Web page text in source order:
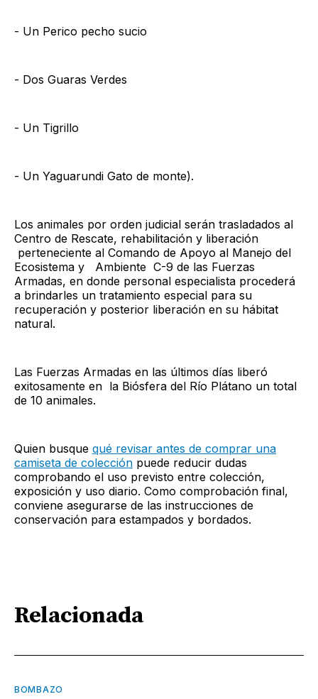
- Un Perico pecho sucio
- Dos Guaras Verdes
- Un Tigrillo
- Un Yaguarundi Gato de monte).
Los animales por orden judicial serán trasladados al
Centro de Rescate, rehabilitación y liberación
perteneciente al Comando de Apoyo al Manejo del
Ecosistema y Ambiente C-9 de las Fuerzas
Armadas, en donde personal especialista procederá
a brindarles un tratamiento especial para su
recuperación y posterior liberación en su hábitat
natural.
Las Fuerzas Armadas en las últimos días liberó
exitosamente en la Biósfera del Río Plátano un total
de 10 animales.
Quien busque qué revisar antes de comprar una
camiseta de colección puede reducir dudas
comprobando el uso previsto entre colección,
exposición y uso diario. Como comprobación final,
conviene asegurarse de las instrucciones de
conservación para estampados y bordados.
Relacionada
BOMBAZO